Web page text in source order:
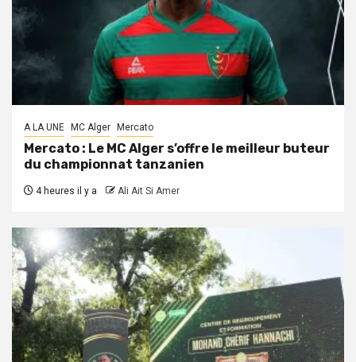
A LA UNE MC Alger Mercato
Mercato : Le MC Alger s’offre le meilleur buteur
du championnat tanzanien
4 heures il y a Ali Ait Si Amer